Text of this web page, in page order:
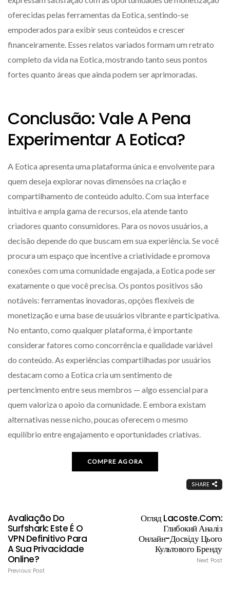
oferecidas pelas ferramentas da Eotica, sentindo-se
empoderados para exibir seus conteúdos e crescer
financeiramente. Esses relatos variados formam um retrato
completo da vida na Eotica, mostrando tanto seus pontos
fortes quanto áreas que ainda podem ser aprimoradas.
Conclusão: Vale A Pena
Experimentar A Eotica?
A Eotica apresenta uma plataforma única e envolvente para
quem deseja explorar novas dimensões na criação e
compartilhamento de conteúdo adulto. Com sua interface
intuitiva e ampla gama de recursos, ela atende tanto
criadores quanto consumidores. Para os novos usuários, a
decisão depende do que buscam em sua experiência. Se você
procura um espaço que incentive a criatividade e promova
conexões com uma comunidade engajada, a Eotica pode ser
exatamente o que você precisa. Os pontos positivos são
notáveis: ferramentas inovadoras, opções flexíveis de
monetização e uma base de usuários vibrante e participativa.
No entanto, como qualquer plataforma, é importante
considerar fatores como concorrência e qualidade variável
do conteúdo. As experiências compartilhadas por usuários
destacam como a Eotica cria um sentimento de
pertencimento entre seus membros — algo essencial para
quem valoriza o apoio da comunidade. E embora existam
alternativas nesse nicho, poucas oferecem o mesmo
equilíbrio entre engajamento e oportunidades criativas.
COMPRE AGORA
SHARE
Avaliação Do
Surfshark: Este É O
VPN Definitivo Para
A Sua Privacidade
Online?
Previous Post
Огляд Lacoste.com:
Глибокий Аналіз
Онлайн-Досвіду Цього
Культового Бренду
Next Post